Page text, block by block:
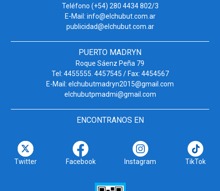
Teléfono (+54) 280 4434 802/3
E-Mail: info@elchubut.com.ar
publicidad@elchubut.com.ar
PUERTO MADRYN
Roque Sáenz Peña 79
Tel: 4455555. 4457545 / Fax: 4454567
E-Mail: elchubutmadryn2015@gmail.com
elchubutpmadmi@gmail.com
ENCONTRANOS EN
Twitter Facebook Instagram TikTok